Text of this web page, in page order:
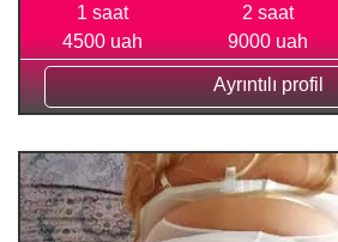
1 saat
4500 uah
2 saat
9000 uah
Ayrıntılı profil